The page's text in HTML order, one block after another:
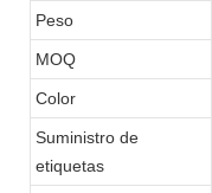
Peso
MOQ
Color
Suministro de
etiquetas